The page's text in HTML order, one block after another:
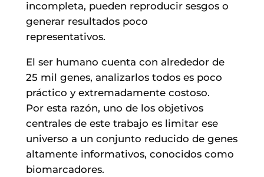
incompleta, pueden reproducir sesgos o
generar resultados poco
representativos.
El ser humano cuenta con alrededor de
25 mil genes, analizarlos todos es poco
práctico y extremadamente costoso.
Por esta razón, uno de los objetivos
centrales de este trabajo es limitar ese
universo a un conjunto reducido de genes
altamente informativos, conocidos como
biomarcadores.